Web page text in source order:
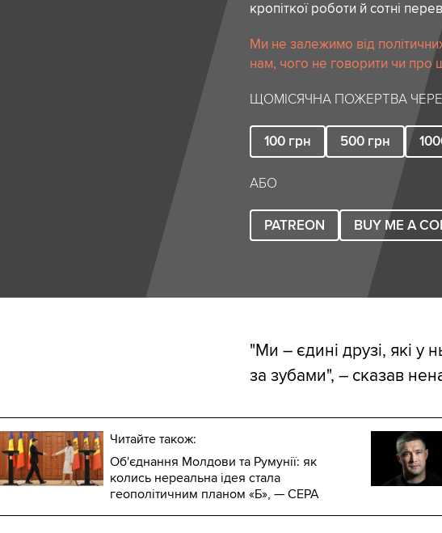
кропіткої роботи й сотні
Ми не залежимо від
нам, чого не говорити чи про
ЩОМІСЯЧНА ПОЖЕРТВА
100 грн 500 грн
АБО
PATREON BUY ME A
"Ми – єдині друзі, які у
за зубами", – сказав
Читайте також:
Об'єднання Молдови та Румунії: як
колись нереальна ідея стала
геополітичним планом «Б», — CEPA